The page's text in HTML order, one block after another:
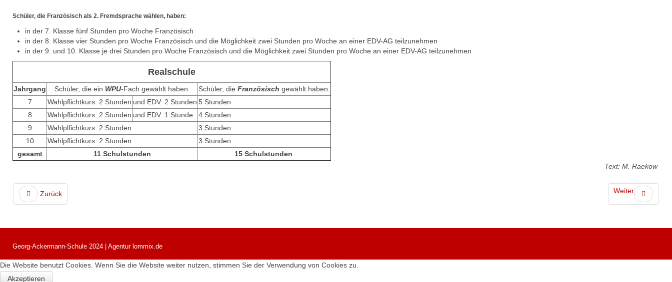
Schüler, die Französisch als 2. Fremdsprache wählen, haben:
in der 7. Klasse fünf Stunden pro Woche Französisch
in der 8. Klasse vier Stunden pro Woche Französisch und die Möglichkeit zwei Stunden pro Woche an einer EDV-AG teilzunehmen
in der 9. und 10. Klasse je drei Stunden pro Woche Französisch und die Möglichkeit zwei Stunden pro Woche an einer EDV-AG teilzunehmen
Realschule
Jahrgang Schüler, die ein WPU-Fach gewählt haben. Schüler, die Französisch gewählt haben.
7
Wahlpflichtkurs: 2 Stunden und EDV: 2 Stunden 5 Stunden
8
Wahlpflichtkurs: 2 Stunden und EDV: 1 Stunde
4 Stunden
9
Wahlplfichtkurs: 2 Stunden
3 Stunden
10
Wahlpflichtkurs: 2 Stunden
3 Stunden
gesamt
11 Schulstunden
15 Schulstunden
Text: M. Raekow
Zurück Weiter
Georg-Ackermann-Schule 2024 | Agentur lommix.de
Die Website benutzt Cookies. Wenn Sie die Website weiter nutzen, stimmen Sie der Verwendung von Cookies zu.
Akzeptieren